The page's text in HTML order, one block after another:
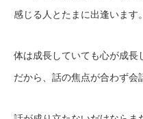
感じる人とたまに出逢います。
体は成長していても心が成長
だから、話の焦点が合わず会